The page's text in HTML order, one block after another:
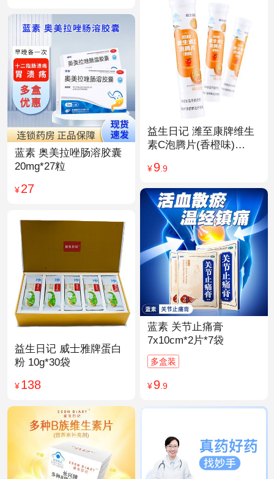
益生日记 潍至康牌维生
素C泡腾片(香橙味)
¥9.9
蓝素 奥美拉唑肠溶胶囊
20mg*27粒
¥27
蓝素 关节止痛膏
7x10cm*2片*7袋
多盒装
¥9.9
益生日记 威士雅牌蛋白
粉 10g*30袋
¥138